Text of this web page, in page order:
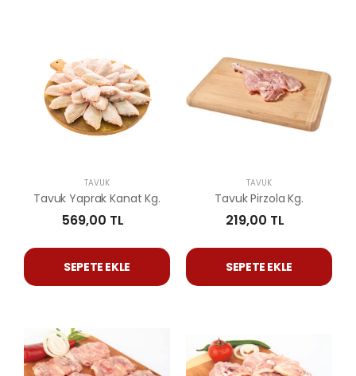
TAVUK
Tavuk Yaprak Kanat Kg.
569,00 TL
SEPETE EKLE
TAVUK
Tavuk Pirzola Kg.
219,00 TL
SEPETE EKLE